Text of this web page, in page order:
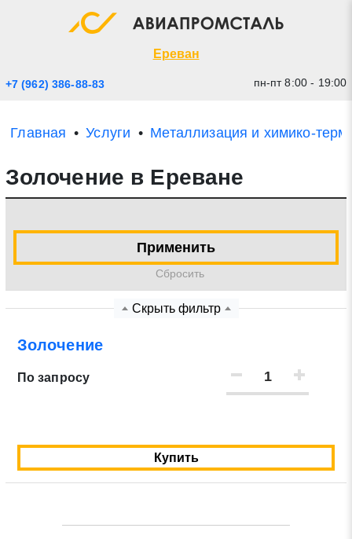
Ереван
+7 (962) 386-88-83 пн-пт 8:00 - 19:00
Главная Услуги Металлизация и химико-
Золочение в Ереване
Применить
Cбросить
Скрыть фильтр
Золочение
По запросу
Купить
Экспресс заявка
* - обязательные поля для заполнения
Прикрепить файл (до 20 mb)
Нажимая на кнопку «Отправить заявку» Вы даете
июля 2006 г. N 152-ФЗ «О персональных данных», а
также соглашаетесь на информационную рассылку по
средством e-mail или СМС